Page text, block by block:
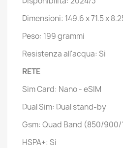
Dimensioni: 149.6 x 71.5 x
Peso: 199 grammi
Resistenza all'acqua: Si
RETE
Sim Card: Nano - eSIM
Dual Sim: Dual stand-by
Gsm: Quad Band (850/
HSPA+: Si